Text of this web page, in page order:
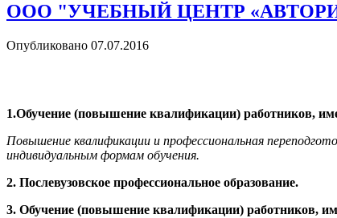
ООО "УЧЕБНЫЙ ЦЕНТР
Опубликовано 07.07.2016
1.Обучение (повышение квалификации) работников,
Повышение квалификации и профессиональная
индивидуальным формам обучения.
2. Послевузовское профессиональное образование.
3. Обучение (повышение квалификации) работников,